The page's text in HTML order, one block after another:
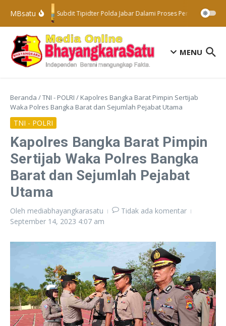
Lewati ke konten
MBsatu
Subdit Tipidter Polda Jabar Dalami Proses Penyelidikan
MENU
Beranda /TNI - POLRI / Kapolres Bangka Barat Pimpin Sertijab
Waka Polres Bangka Barat dan Sejumlah Pejabat Utama
TNI - POLRI
Kapolres Bangka Barat Pimpin
Sertijab Waka Polres Bangka
Barat dan Sejumlah Pejabat
Utama
Oleh mediabhayangkarasatu
Tidak ada komentar
September 14, 2023 4:07 am